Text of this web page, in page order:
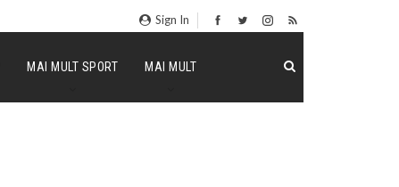
Sign In
MAI MULT SPORT MAI MULT